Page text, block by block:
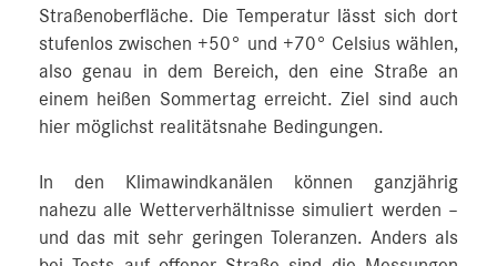
Straßenoberfläche. Die Temperatur lässt sich dort
stufenlos zwischen +50° und +70° Celsius wählen,
also genau in dem Bereich, den eine Straße an
einem heißen Sommertag erreicht. Ziel sind auch
hier möglichst realitätsnahe Bedingungen.
In den Klimawindkanälen können ganzjährig
nahezu alle Wetterverhältnisse simuliert werden –
und das mit sehr geringen Toleranzen. Anders als